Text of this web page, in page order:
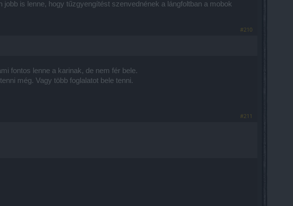
is lenne, hogy tűzgyengítést szenvednének a lángfoltban a mobok
#210
fontos lenne a karinak, de nem fér bele.
még. Vagy több foglalatot bele tenni.
#211